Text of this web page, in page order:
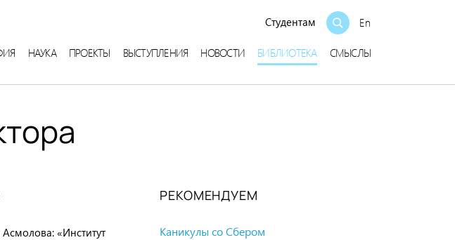
Студентам En
НАУКА ПРОЕКТЫ ВЫСТУПЛЕНИЯ НОВОСТИ БИБЛИОТЕКА СМЫСЛЫ
«Институт
РЕКОМЕНДУЕМ
Каникулы со Сбером